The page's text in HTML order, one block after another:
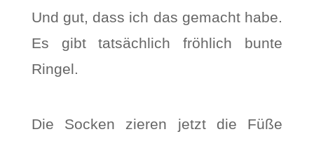
Und gut, dass ich das gemacht habe.
Es gibt tatsächlich fröhlich bunte
Ringel.
Die Socken zieren jetzt die Füße